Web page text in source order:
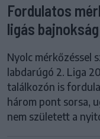
Fordulatos
ligás bajnokság
Nyolc mérkőzéssel
labdarúgó 2. Liga
találkozón is
három pont sorsa,
nem született a